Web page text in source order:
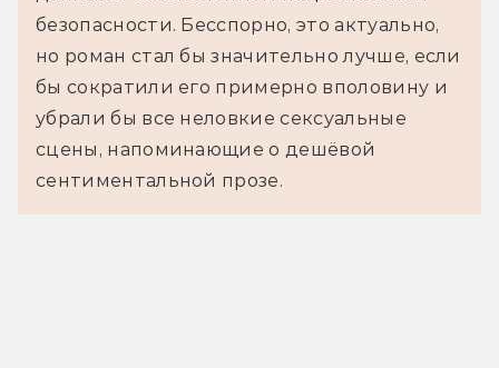
безопасности. Бесспорно, это актуально,
но роман стал бы значительно лучше, если
бы сократили его примерно вполовину и
убрали бы все неловкие сексуальные
сцены, напоминающие о дешёвой
сентиментальной прозе.